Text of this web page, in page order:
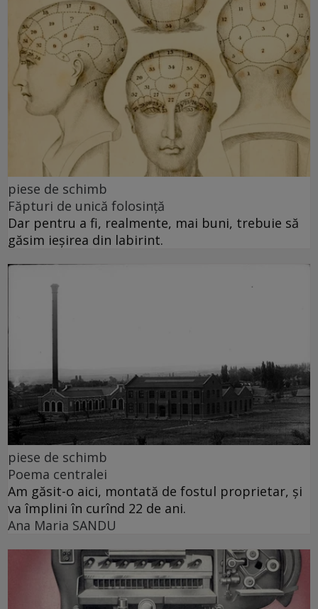
piese de schimb
Făpturi de unică folosință
Dar pentru a fi, realmente, mai buni, trebuie să
găsim ieșirea din labirint.
piese de schimb
Poema centralei
Am găsit-o aici, montată de fostul proprietar, și
va împlini în curînd 22 de ani.
Ana Maria SANDU